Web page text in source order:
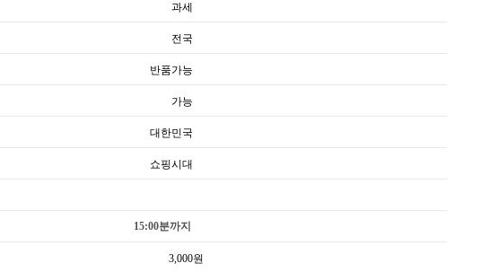
과세
전국
반품가능
가능
대한민국
쇼핑시대
15:00분까지
3,000원